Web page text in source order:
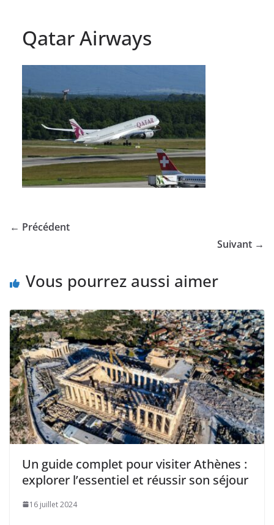
Qatar Airways
← Précédent
Suivant →
Vous pourrez aussi aimer
Un guide complet pour visiter Athènes :
explorer l’essentiel et réussir son séjour
16 juillet 2024